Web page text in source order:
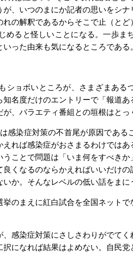
、いつのまにか記者の思いをシ
の解釈であるからそこで止（と
めると怪しいことになる。一歩ま
った由来も気になるところである。
ョボいところが、さまざまある
名度だけのエントリーで「報道
、バラエティ番組との垣根はとっ
染症対策の不首尾が原因である
れば感染症がおさまるわけでは
ことで問題は「いま何をすべき
くなるのならかえればいいだけ
か。そんなレベルの低い話をまに
のまえに紅白試合を全国ネット
感染症対策にさしさわりがでて
になれば結果はよめない。自民